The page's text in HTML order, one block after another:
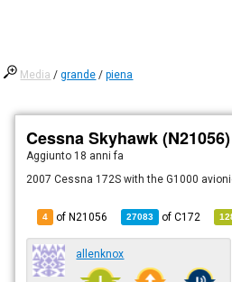
Media /grande /piena
Cessna Skyhawk (N21056)
Aggiunto 18 anni fa
2007 Cessna 172S with the G1000
4 of N21056 27083 ofC172
allenknox